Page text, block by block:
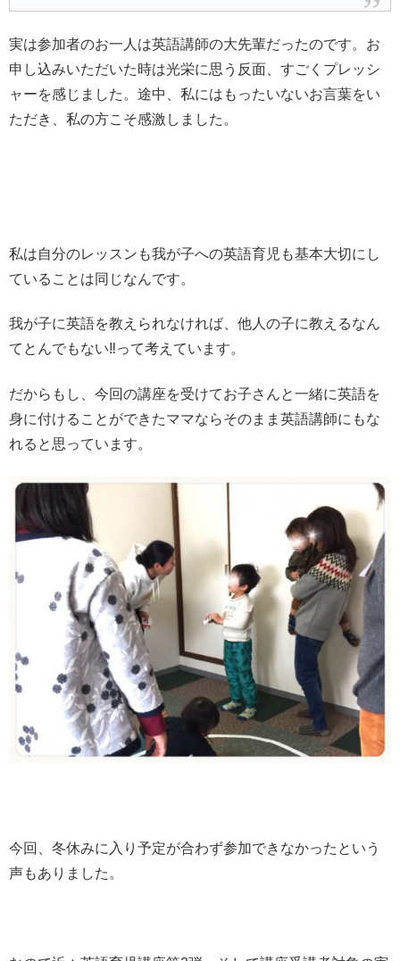
実は参加者のお一人は英語講師の大先輩だったのです。お
申し込みいただいた時は光栄に思う反面、すごくプレッシ
ャーを感じました。途中、私にはもったいないお言葉をい
ただき、私の方こそ感激しました。
私は自分のレッスンも我が子への英語育児も基本大切にし
ていることは同じなんです。
我が子に英語を教えられなければ、他人の子に教えるなん
てとんでもない‼️って考えています。
だからもし、今回の講座を受けてお子さんと一緒に英語を
身に付けることができたママならそのまま英語講師にもな
れると思っています。
今回、冬休みに入り予定が合わず参加できなかったという
声もありました。